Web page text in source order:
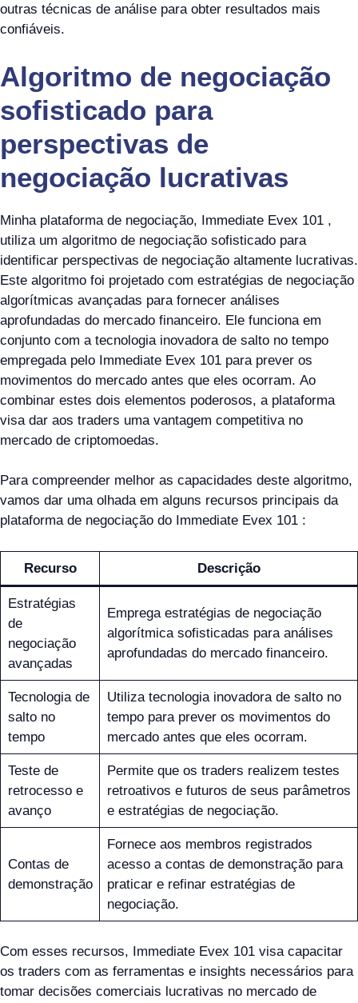
outras técnicas de análise para obter resultados mais
confiáveis.
Algoritmo de negociação
sofisticado para
perspectivas de
negociação lucrativas
Minha plataforma de negociação, Immediate Evex 101 ,
utiliza um algoritmo de negociação sofisticado para
identificar perspectivas de negociação altamente lucrativas.
Este algoritmo foi projetado com estratégias de negociação
algorítmicas avançadas para fornecer análises
aprofundadas do mercado financeiro. Ele funciona em
conjunto com a tecnologia inovadora de salto no tempo
empregada pelo Immediate Evex 101 para prever os
movimentos do mercado antes que eles ocorram. Ao
combinar estes dois elementos poderosos, a plataforma
visa dar aos traders uma vantagem competitiva no
mercado de criptomoedas.
Para compreender melhor as capacidades deste algoritmo,
vamos dar uma olhada em alguns recursos principais da
plataforma de negociação do Immediate Evex 101 :
Recurso Descrição
Estratégias
de
negociação
avançadas
Emprega estratégias de negociação
algorítmica sofisticadas para análises
aprofundadas do mercado financeiro.
Tecnologia de
salto no
tempo
Utiliza tecnologia inovadora de salto no
tempo para prever os movimentos do
mercado antes que eles ocorram.
Teste de
retrocesso e
avanço
Permite que os traders realizem testes
retroativos e futuros de seus parâmetros
e estratégias de negociação.
Contas de
demonstração
Fornece aos membros registrados
acesso a contas de demonstração para
praticar e refinar estratégias de
negociação.
Com esses recursos, Immediate Evex 101 visa capacitar
os traders com as ferramentas e insights necessários para
tomar decisões comerciais lucrativas no mercado de